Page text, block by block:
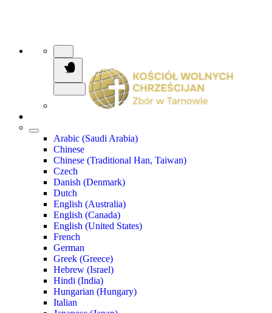
Arabic (Saudi Arabia)
Chinese
Chinese (Traditional Han, Taiwan)
Czech
Danish (Denmark)
Dutch
English (Australia)
English (Canada)
English (United States)
French
German
Greek (Greece)
Hebrew (Israel)
Hindi (India)
Hungarian (Hungary)
Italian